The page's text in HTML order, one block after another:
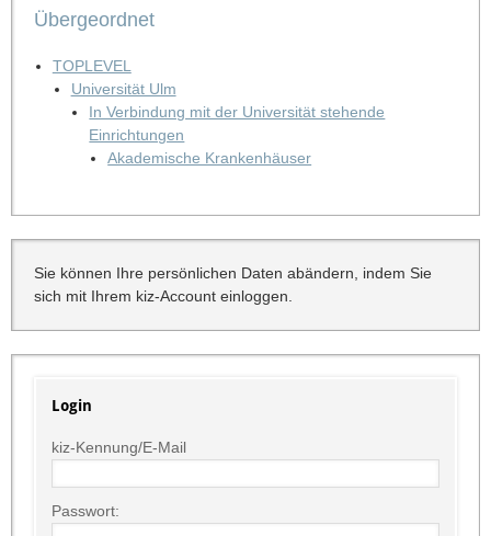
Übergeordnet
TOPLEVEL
Universität Ulm
In Verbindung mit der Universität stehende
Einrichtungen
Akademische Krankenhäuser
Sie können Ihre persönlichen Daten abändern, indem Sie
sich mit Ihrem kiz-Account einloggen.
Login
kiz-Kennung/E-Mail
Passwort: